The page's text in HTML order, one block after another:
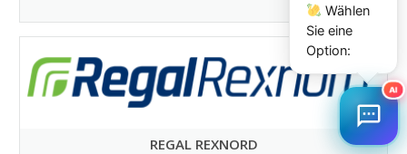
REGAL REXNORD
Wählen
Sie eine
Option:
AI